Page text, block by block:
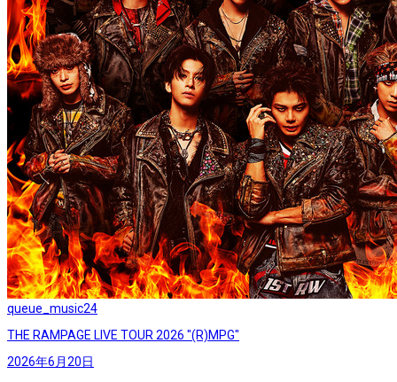
queue_music24
THE RAMPAGE LIVE TOUR 2026 "(R)MPG"
2026年6月20日